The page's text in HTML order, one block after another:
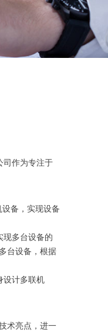
司作为专注于
备，实现设备
现多台设备的
台设备，根据
设计多联机
术亮点，进一